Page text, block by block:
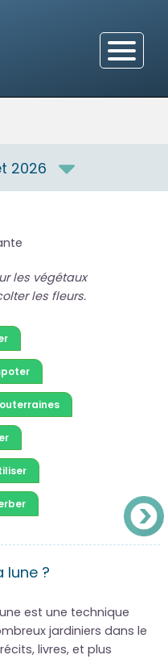
2026
les végétaux
les fleurs.
lune ?
est une technique
jardiniers dans le
livres, et plus